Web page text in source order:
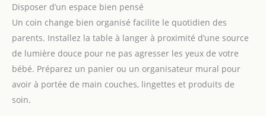
Disposer d’un espace bien pensé
Un coin change bien organisé facilite le quotidien des
parents. Installez la table à langer à proximité d’une source
de lumière douce pour ne pas agresser les yeux de votre
bébé. Préparez un panier ou un organisateur mural pour
avoir à portée de main couches, lingettes et produits de
soin.